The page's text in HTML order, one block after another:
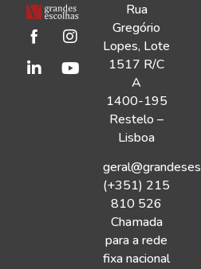
Rua
Gregório
Lopes, Lote
1517 R/C
A
1400-195
Restelo –
Lisboa
(+351) 215
810 526
Chamada
para a rede
fixa nacional